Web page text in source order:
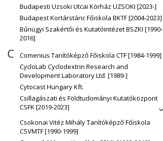
Budapesti Uzsoki Utcai Kórház UZSOKI [2023-]
Budapest Kortárstánc Főiskola BKTF [2004-2023]
Bűnügyi Szakértői és Kutatóintézet BSZKI [1990-
2016]
C
Comenius Tanítóképző Főiskola CTF [1984-1999]
CycloLab Cyclodextrin Research and
Development Laboratory Ltd. [1989-]
Cytocast Hungary Kft.
Csillagászati és Földtudományi Kutatóközpont
CSFK [2019-2023]
Csokonai Vitéz Mihály Tanítóképző Főiskola
CSVMTF [1990-1999]